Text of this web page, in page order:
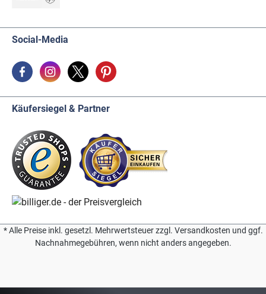
Social-Media
Käufersiegel & Partner
* Alle Preise inkl. gesetzl. Mehrwertsteuer zzgl. Versandkosten und ggf.
Nachnahmegebühren, wenn nicht anders angegeben.